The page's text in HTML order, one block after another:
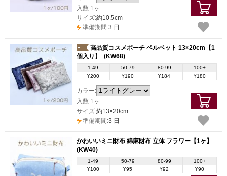
入数:1ヶ
サイズ:約10.5cm
準備期間:3 日
高品質コスメポーチ ベルベット 13×20cm【1
個入り】
(KW68)
1-49 50-79 80-99
100+
¥200
¥190 ¥184 ¥180
カラー:
入数:1ヶ
サイズ:約13×20cm
準備期間:3 日
かわいいミニ財布 綿麻財布 立体 フラワー【1ヶ】
(KW40)
1-49 50-79 80-99
100+
¥100
¥95 ¥92 ¥90